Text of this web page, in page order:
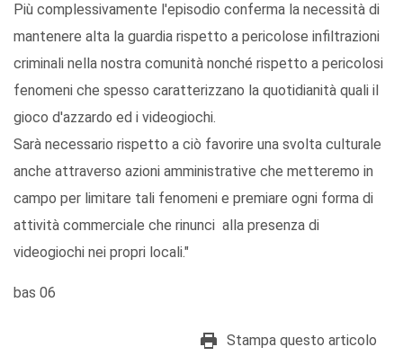
Più complessivamente l'episodio conferma la necessità di
mantenere alta la guardia rispetto a pericolose infiltrazioni
criminali nella nostra comunità nonché rispetto a pericolosi
fenomeni che spesso caratterizzano la quotidianità quali il
gioco d'azzardo ed i videogiochi.
Sarà necessario rispetto a ciò favorire una svolta culturale
anche attraverso azioni amministrative che metteremo in
campo per limitare tali fenomeni e premiare ogni forma di
attività commerciale che rinunci alla presenza di
videogiochi nei propri locali."
bas 06
Stampa questo articolo